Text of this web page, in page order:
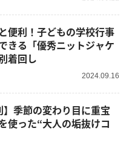
便利！子どもの学校行事
きる「優秀ニットジャケ
着回し
2024.09.16
】季節の変わり目に重宝
使った“大人の垢抜けコ